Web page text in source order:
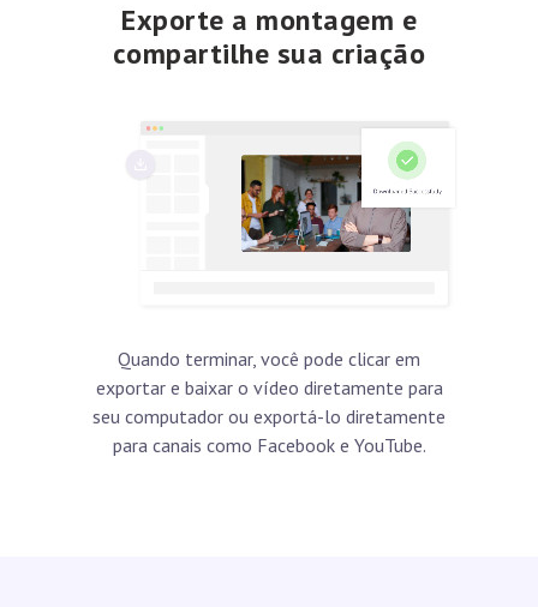
Exporte a montagem e
compartilhe sua criação
Quando terminar, você pode clicar em
exportar e baixar o vídeo diretamente para
seu computador ou exportá-lo diretamente
para canais como Facebook e YouTube.